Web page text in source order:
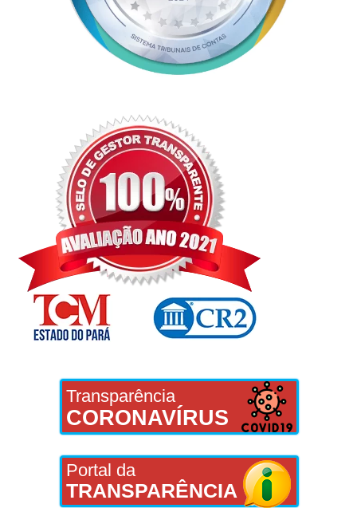
Transparência
CORONAVÍRUS
Portal da
TRANSPARÊNCIA